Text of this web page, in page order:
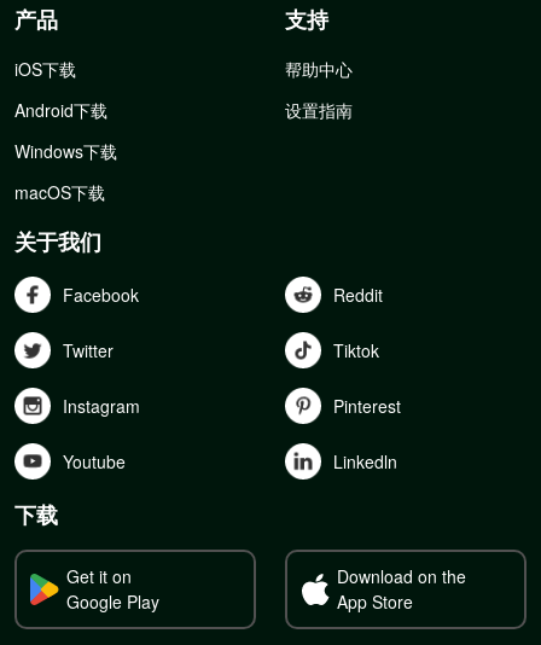
产品
iOS下载
Android下载
Windows下载
macOS下载
支持
帮助中心
设置指南
关于我们
Facebook Reddit
Twitter Tiktok
Instagram Pinterest
Youtube Linkedln
下载
Get it on
Google Play
Download on the
App Store